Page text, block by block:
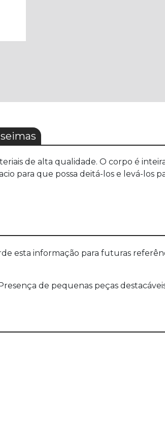
de alta qualidade. O corpo é
para que possa deitá-los e levá-los
esta informação para futuras
de pequenas peças